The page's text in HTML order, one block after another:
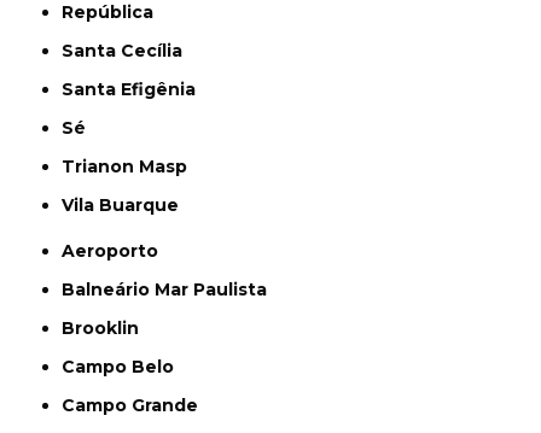
República
Santa Cecília
Santa Efigênia
Sé
Trianon Masp
Vila Buarque
Aeroporto
Balneário Mar Paulista
Brooklin
Campo Belo
Campo Grande